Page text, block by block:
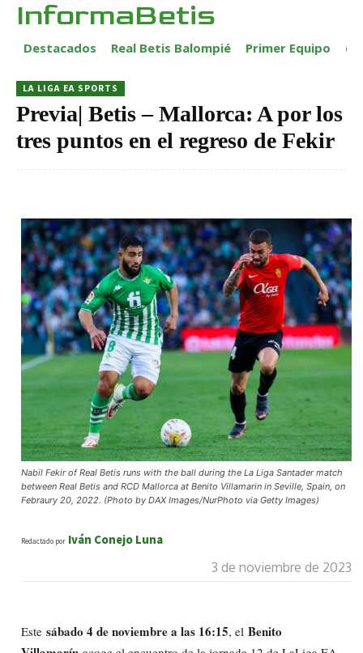
InformaBetis
Destacados Real Betis Balompié Primer Equipo
LA LIGA EA SPORTS
Previa| Betis – Mallorca: A por los
tres puntos en el regreso de Fekir
Nabil Fekir of Real Betis runs with the ball during the La Liga Santader match
between Real Betis and RCD Mallorca at Benito Villamarin in Seville, Spain, on
Febraury 20, 2022. (Photo by DAX Images/NurPhoto via Getty Images)
Redactado por Iván Conejo Luna
3 de noviembre de 2023
Este sábado 4 de noviembre a las 16:15, el Benito